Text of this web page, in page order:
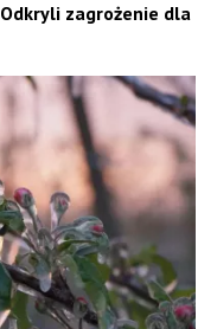
zagrożenie dla